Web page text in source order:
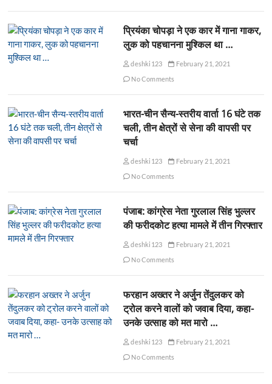
प्रियंका चोपड़ा ने एक कार में गाना गाकर,
लुक को पहचानना मुश्किल था …
deshki123
February 21, 2021
No Comments
भारत-चीन सैन्य-स्तरीय वार्ता 16 घंटे तक
चली, तीन क्षेत्रों से सेना की वापसी पर
चर्चा
deshki123
February 21, 2021
No Comments
पंजाब: कांग्रेस नेता गुरलाल सिंह भुल्लर
की फरीदकोट हत्या मामले में तीन गिरफ्तार
deshki123
February 21, 2021
No Comments
फरहान अख्तर ने अर्जुन तेंदुलकर को
ट्रोल करने वालों को जवाब दिया, कहा-
उनके उत्साह को मत मारो …
deshki123
February 21, 2021
No Comments